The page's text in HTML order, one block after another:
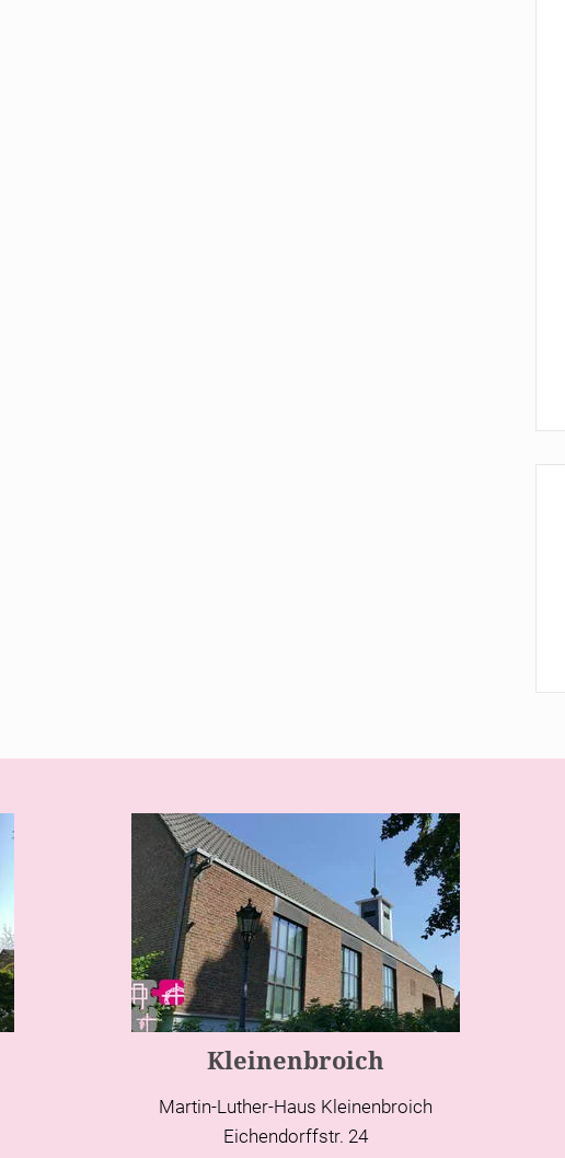
Kleinenbroich
Martin-Luther-Haus Kleinenbroich
Eichendorffstr. 24